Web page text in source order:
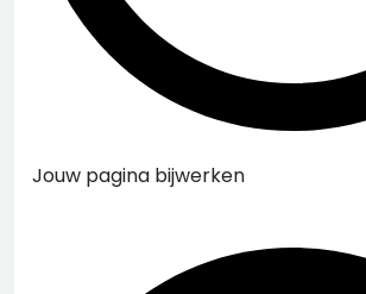
Jouw pagina bijwerken